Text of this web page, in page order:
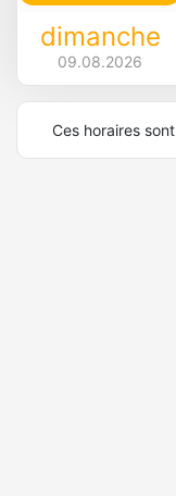
dimanche
09.08.2026
Ces horaires